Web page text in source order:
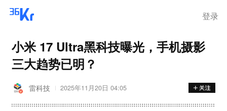
登录
小米 17 Ultra黑科技曝光，手机摄影
三大趋势已明？
雷科技 2025年11月20日 04:05